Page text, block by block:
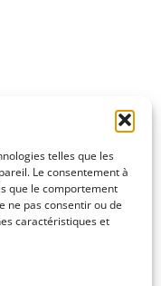
telles que les
Le consentement à
que le comportement
ne pas consentir ou de
caractéristiques et